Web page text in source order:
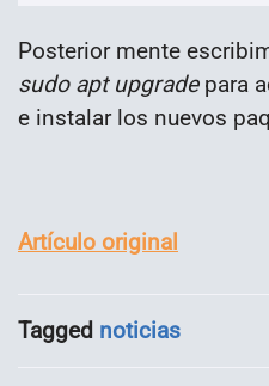
Posterior mente
sudo apt upgradepara
e instalar los nuevos
Artículo original
Tagged noticias